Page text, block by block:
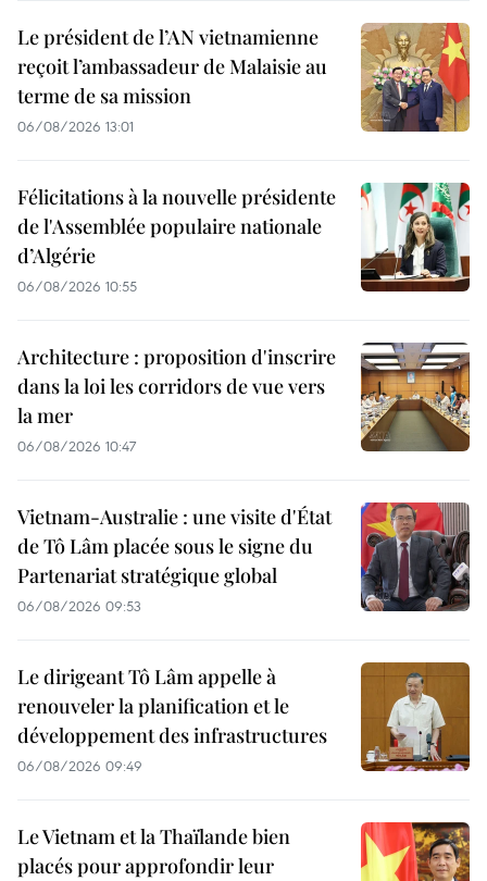
Le président de l’AN vietnamienne
reçoit l’ambassadeur de Malaisie au
terme de sa mission
06/08/2026 13:01
Félicitations à la nouvelle présidente
de l'Assemblée populaire nationale
d’Algérie
06/08/2026 10:55
Architecture : proposition d'inscrire
dans la loi les corridors de vue vers
la mer
06/08/2026 10:47
Vietnam-Australie : une visite d'État
de Tô Lâm placée sous le signe du
Partenariat stratégique global
06/08/2026 09:53
Le dirigeant Tô Lâm appelle à
renouveler la planification et le
développement des infrastructures
06/08/2026 09:49
Le Vietnam et la Thaïlande bien
placés pour approfondir leur